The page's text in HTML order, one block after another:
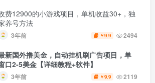
费12900的小游戏项目，单机收益30+，独
养号方法
3年前 ￥9.9 2494
新国外撸美金，自动挂机刷广告项目，单
口2-5美金【详细教程+软件】
3年前 ￥9.9 2119